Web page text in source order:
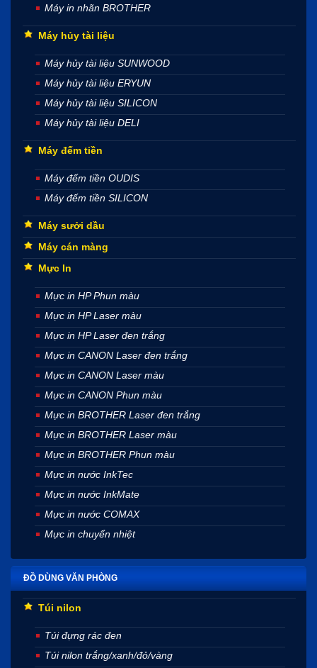
Máy in nhãn BROTHER
Máy hủy tài liệu
Máy hủy tài liệu SUNWOOD
Máy hủy tài liệu ERYUN
Máy hủy tài liệu SILICON
Máy hủy tài liệu DELI
Máy đếm tiền
Máy đếm tiền OUDIS
Máy đếm tiền SILICON
Máy sưởi dầu
Máy cán màng
Mực In
Mực in HP Phun màu
Mực in HP Laser màu
Mực in HP Laser đen trắng
Mực in CANON Laser đen trắng
Mực in CANON Laser màu
Mực in CANON Phun màu
Mực in BROTHER Laser đen trắng
Mực in BROTHER Laser màu
Mực in BROTHER Phun màu
Mực in nước InkTec
Mực in nước InkMate
Mực in nước COMAX
Mực in chuyển nhiệt
ĐỒ DÙNG VĂN PHÒNG
Túi nilon
Túi đựng rác đen
Túi nilon trắng/xanh/đỏ/vàng